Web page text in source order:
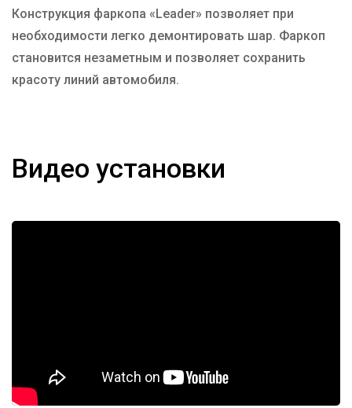
Конструкция фаркопа «Leader» позволяет при
необходимости легко демонтировать шар. Фаркоп
становится незаметным и позволяет сохранить
красоту линий автомобиля.
Видео установки